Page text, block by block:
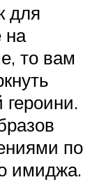
для
на
то вам
по
имиджа.